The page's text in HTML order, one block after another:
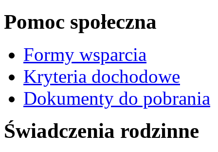
Pomoc społeczna
Formy wsparcia
Kryteria dochodowe
Dokumenty do pobrania
Świadczenia rodzinne